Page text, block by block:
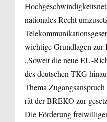
nationales Recht
wichtige Grundlagen zur
„Soweit die neue EU-
des deutschen TKG
Thema
rät der BREKO zur
Die Förderung